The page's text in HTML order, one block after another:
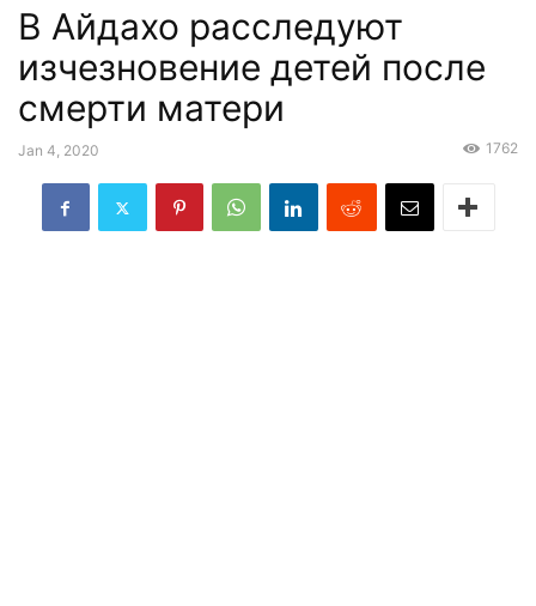
В Айдахо расследуют
изчезновение детей после
смерти матери
Jan 4, 2020 1762